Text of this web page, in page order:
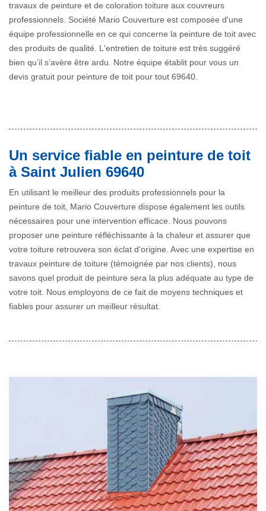
travaux de peinture et de coloration toiture aux couvreurs
professionnels. Société Mario Couverture est composée d'une
équipe professionnelle en ce qui concerne la peinture de toit avec
des produits de qualité. L'entretien de toiture est très suggéré
bien qu’il s’avère être ardu. Notre équipe établit pour vous un
devis gratuit pour peinture de toit pour tout 69640.
Un service fiable en peinture de toit
à Saint Julien 69640
En utilisant le meilleur des produits professionnels pour la
peinture de toit, Mario Couverture dispose également les outils
nécessaires pour une intervention efficace. Nous pouvons
proposer une peinture réfléchissante à la chaleur et assurer que
votre toiture retrouvera son éclat d'origine. Avec une expertise en
travaux peinture de toiture (témoignée par nos clients), nous
savons quel produit de peinture sera la plus adéquate au type de
votre toit. Nous employons de ce fait de moyens techniques et
fiables pour assurer un meilleur résultat.